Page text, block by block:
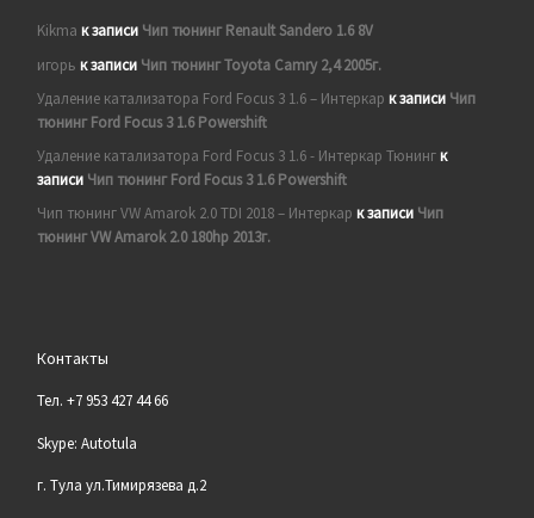
Kikma к записи Чип тюнинг Renault Sandero 1.6 8V
игорь к записи Чип тюнинг Toyota Camry 2,4 2005г.
Удаление катализатора Ford Focus 3 1.6 – Интеркар к записи Чип
тюнинг Ford Focus 3 1.6 Powershift
Удаление катализатора Ford Focus 3 1.6 - Интеркар Тюнингк
записи Чип тюнинг Ford Focus 3 1.6 Powershift
Чип тюнинг VW Amarok 2.0 TDI 2018 – Интеркар к записи Чип
тюнинг VW Amarok 2.0 180hp 2013г.
Контакты
Тел. +7 953 427 44 66
Skype: Autotula
г. Тула ул.Тимирязева д.2